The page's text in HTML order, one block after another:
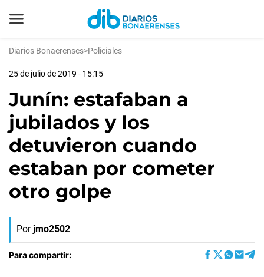
Diarios Bonaerenses>Policiales
25 de julio de 2019 - 15:15
Junín: estafaban a
jubilados y los
detuvieron cuando
estaban por cometer
otro golpe
Por jmo2502
Para compartir: